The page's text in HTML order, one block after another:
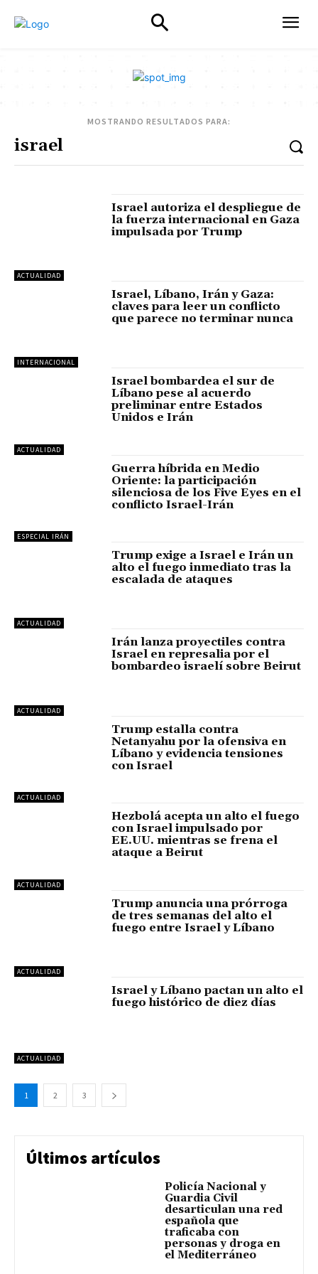
MOSTRANDO RESULTADOS PARA:
ACTUALIDAD
Israel autoriza el despliegue de
la fuerza internacional en Gaza
impulsada por Trump
INTERNACIONAL
Israel, Líbano, Irán y Gaza:
claves para leer un conflicto
que parece no terminar nunca
ACTUALIDAD
Israel bombardea el sur de
Líbano pese al acuerdo
preliminar entre Estados
Unidos e Irán
ESPECIAL IRÁN
Guerra híbrida en Medio
Oriente: la participación
silenciosa de los Five Eyes en el
conflicto Israel-Irán
ACTUALIDAD
Trump exige a Israel e Irán un
alto el fuego inmediato tras la
escalada de ataques
ACTUALIDAD
Irán lanza proyectiles contra
Israel en represalia por el
bombardeo israelí sobre Beirut
ACTUALIDAD
Trump estalla contra
Netanyahu por la ofensiva en
Líbano y evidencia tensiones
con Israel
ACTUALIDAD
Hezbolá acepta un alto el fuego
con Israel impulsado por
EE.UU. mientras se frena el
ataque a Beirut
ACTUALIDAD
Trump anuncia una prórroga
de tres semanas del alto el
fuego entre Israel y Líbano
ACTUALIDAD
Israel y Líbano pactan un alto el
fuego histórico de diez días
1 2 3
Últimos artículos
Policía Nacional y
Guardia Civil
desarticulan una red
española que
traficaba con
personas y droga en
el Mediterráneo